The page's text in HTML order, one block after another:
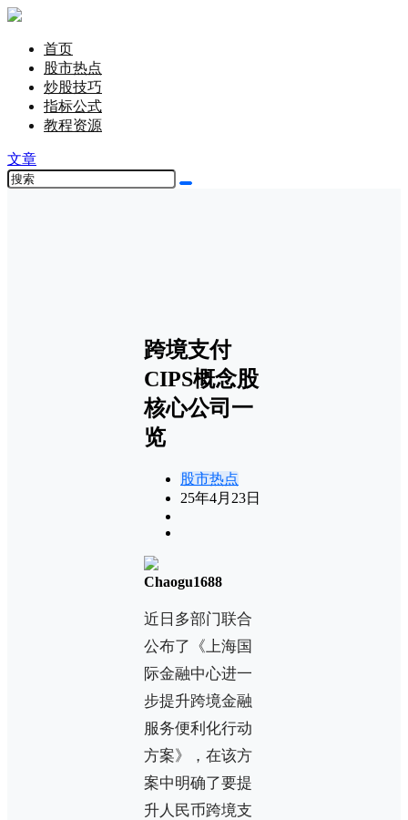
首页
股市热点
炒股技巧
指标公式
教程资源
文章
跨境支付
CIPS概念股
核心公司一
览
股市热点
25年4月23日
Chaogu1688
近日多部门联合
公布了《上海国
际金融中心进一
步提升跨境金融
服务便利化行动
方案》，在该方
案中明确了要提
升人民币跨境支